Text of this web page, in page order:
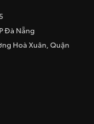
Đà Nẵng
Hoà Xuân, Quận